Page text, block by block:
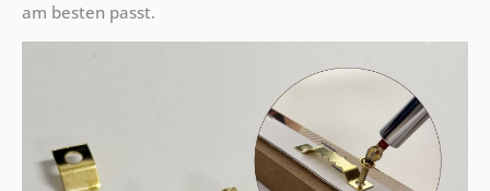
am besten passt.